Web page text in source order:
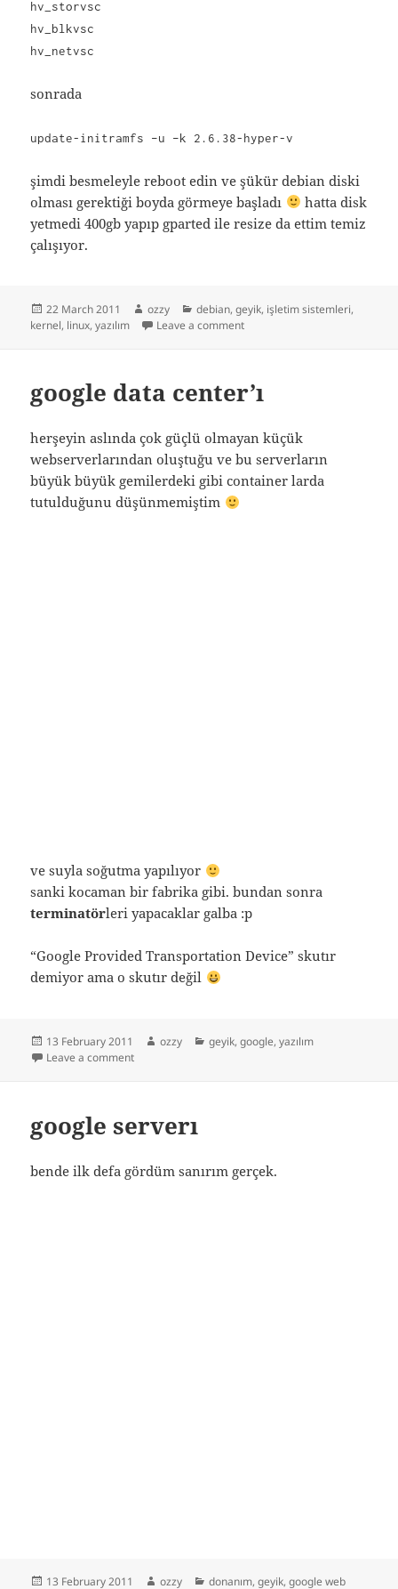
hv_storvsc
hv_blkvsc
hv_netvsc
sonrada
update-initramfs –u –k 2.6.38-hyper-v
şimdi besmeleyle reboot edin ve şükür debian diski
olması gerektiği boyda görmeye başladı
hatta disk
yetmedi 400gb yapıp gparted ile resize da ettim temiz
çalışıyor.
Posted
on
22 March 2011 Author
ozzy Categories
debian,geyik, işletim sistemleri,
kernel, linux,yazılım Leave a commenton debian hyper v disk
google data center’ı
herşeyin aslında çok güçlü olmayan küçük
webserverlarından oluştuğu ve bu serverların
büyük büyük gemilerdeki gibi container larda
tutulduğunu düşünmemiştim
ve suyla soğutma yapılıyor
sanki kocaman bir fabrika gibi. bundan sonra
terminatörleri yapacaklar galba :p
“Google Provided Transportation Device” skutır
demiyor ama o skutır değil
Posted
on
13 February 2011 Author
ozzy Categories
geyik,google,yazılım
Leave a commenton google data center’ı
google serverı
bende ilk defa gördüm sanırım gerçek.
Posted
13 February 2011 Author
ozzy Categories
donanım,geyik,google web